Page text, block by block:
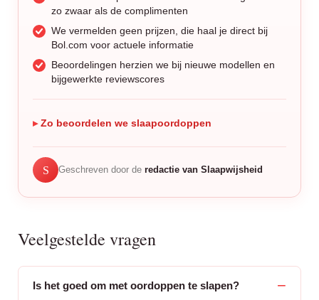
zo zwaar als de complimenten
We vermelden geen prijzen, die haal je direct bij
Bol.com voor actuele informatie
Beoordelingen herzien we bij nieuwe modellen en
bijgewerkte reviewscores
Zo beoordelen we slaapoordoppen
S Geschreven door deredactie van Slaapwijsheid
Veelgestelde vragen
Is het goed om met oordoppen te slapen?